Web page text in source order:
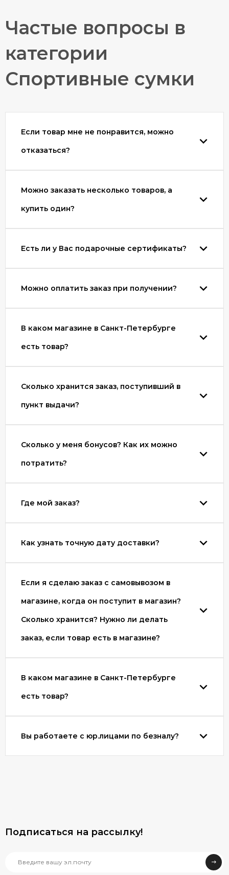
сайте или по телефону. Мы доставим их по адресам
в Санкт-Петербурге. На все модели дается гарантия
Частые вопросы в
категории
Спортивные сумки
Если товар мне не понравится, можно
отказаться?
Можно заказать несколько товаров, а
купить один?
Есть ли у Вас подарочные сертификаты?
Можно оплатить заказ при получении?
В каком магазине в Санкт-Петербурге
есть товар?
Сколько хранится заказ, поступивший в
пункт выдачи?
Сколько у меня бонусов? Как их можно
потратить?
Где мой заказ?
Как узнать точную дату доставки?
Если я сделаю заказ с самовывозом в
магазине, когда он поступит в магазин?
Сколько хранится? Нужно ли делать
заказ, если товар есть в магазине?
В каком магазине в Санкт-Петербурге
есть товар?
Вы работаете с юр.лицами по безналу?
Подписаться на рассылкy!